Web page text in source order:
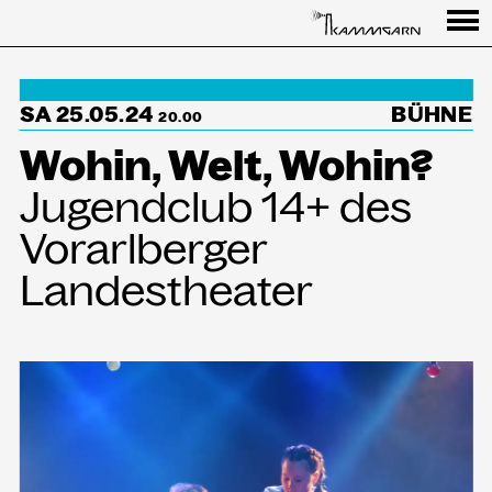
Programm
↳Summer Sessions
Besuch
Ausstellungen
Über uns
Partner
Aktuelles
SA 25.05.24 20.00 BÜHNE
Wohin, Welt, Wohin?
Jugendclub 14+ des
Vorarlberger
Landestheater